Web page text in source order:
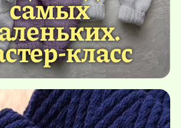
самых
класс